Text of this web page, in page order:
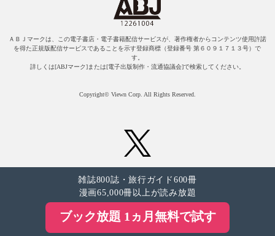
ＡＢＪマークは、この電子書店・電子書籍配信サービスが、著作権者からコンテンツ使用許諾
を得た正規版配信サービスであることを示す登録商標（登録番号 第６０９１７１３号）で
す。
詳しくは[ABJマーク]または[電子出版制作・流通協議会]で検索してください。
Copyright© Viewn Corp. All Rights Reserved.
雑誌800誌・旅行ガイド600冊
漫画65,000冊以上が読み放題
ブック放題 1ヵ月無料で試す